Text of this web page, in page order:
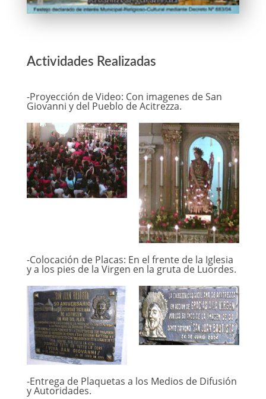
Actividades Realizadas
-Proyección de Video: Con imagenes de San
Giovanni y del Pueblo de Acitrezza.
-Colocación de Placas: En el frente de la Iglesia
y a los pies de la Virgen en la gruta de Luordes.
-Entrega de Plaquetas a los Medios de Difusión
y Autoridades.